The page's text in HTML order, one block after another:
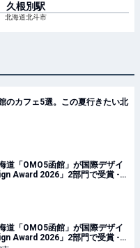
久根別駅
北海道北斗市
のカフェ5選。この夏行きたい北
道「OMO5函館」が国際デザイ
Award 2026」2部門で受賞 -
道「OMO5函館」が国際デザイ
Award 2026」2部門で受賞 -